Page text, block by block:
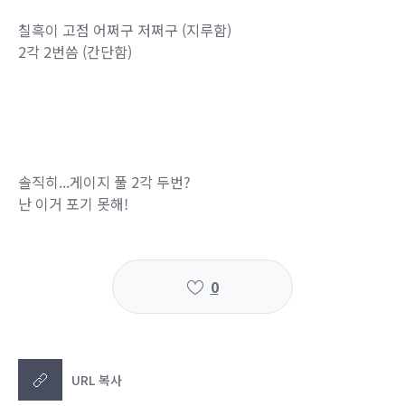
칠흑이 고점 어쩌구 저쩌구 (지루함)
2각 2번씀 (간단함)
솔직히...게이지 풀 2각 두번?
난 이거 포기 못해!
0
URL 복사